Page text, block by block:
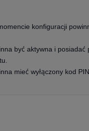
konfiguracji
być aktywna i posiadać
mieć wyłączony kod PIN.